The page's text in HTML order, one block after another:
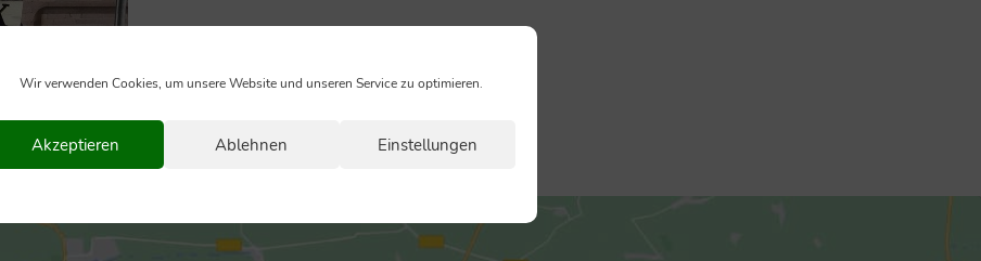
Wir verwenden Cookies, um unsere Website und unseren Service zu optimieren.
Akzeptieren Ablehnen Einstellungen